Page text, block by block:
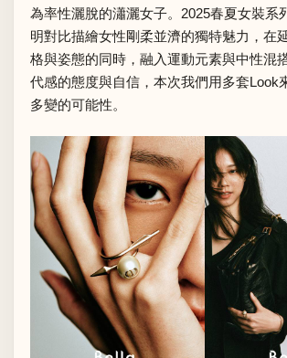
為率性灑脫的瀟灑女子。2025春夏女裝系
明對比描繪女性剛柔並濟的獨特魅力，在
格與姿態的同時，融入運動元素與中性混
代感的態度與自信，本次我們用多套Look
多變的可能性。